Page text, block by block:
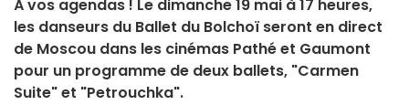
À vos agendas ! Le dimanche 19 mai à 17 heures,
les danseurs du Ballet du Bolchoï seront en direct
de Moscou dans les cinémas Pathé et Gaumont
pour un programme de deux ballets, "Carmen
Suite" et "Petrouchka".